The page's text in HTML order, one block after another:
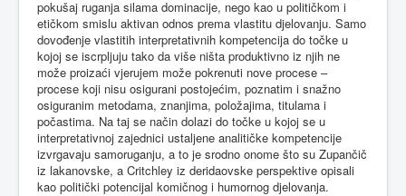
pokušaj ruganja silama dominacije, nego kao u političkom i
etičkom smislu aktivan odnos prema vlastitu djelovanju. Samo
dovođenje vlastitih interpretativnih kompetencija do točke u
kojoj se iscrpljuju tako da više ništa produktivno iz njih ne
može proizaći vjerujem može pokrenuti nove procese –
procese koji nisu osigurani postojećim, poznatim i snažno
osiguranim metodama, znanjima, položajima, titulama i
počastima. Na taj se način dolazi do točke u kojoj se u
interpretativnoj zajednici ustaljene analitičke kompetencije
izvrgavaju samoruganju, a to je srodno onome što su Zupančič
iz lakanovske, a Critchley iz deridaovske perspektive opisali
kao politički potencijal komičnog i humornog djelovanja.